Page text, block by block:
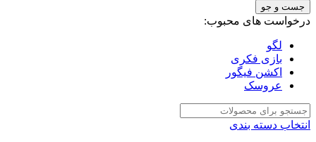
جست و جو
درخواست های محبوب:
لگو
بازی فکری
اکشن فیگور
عروسک
انتخاب دسته بندی